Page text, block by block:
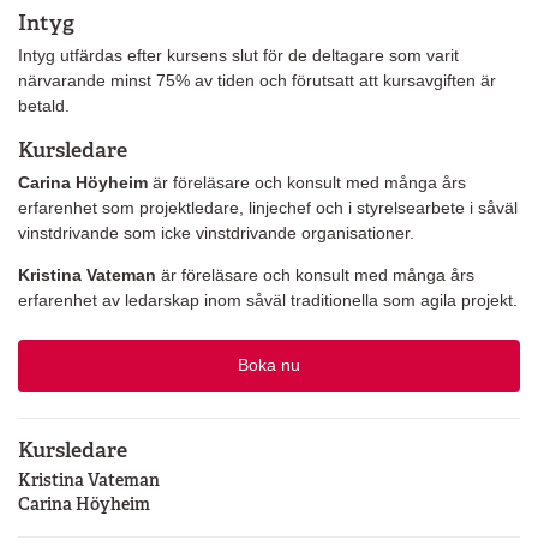
Intyg
Intyg utfärdas efter kursens slut för de deltagare som varit
närvarande minst 75% av tiden och förutsatt att kursavgiften är
betald.
Kursledare
Carina Höyheim är föreläsare och konsult med många års
erfarenhet som projektledare, linjechef och i styrelsearbete i såväl
vinstdrivande som icke vinstdrivande organisationer.
Kristina Vateman är föreläsare och konsult med många års
erfarenhet av ledarskap inom såväl traditionella som agila projekt.
Boka nu
Kursledare
Kristina Vateman
Carina Höyheim